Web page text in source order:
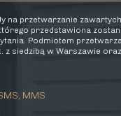
na przetwarzanie
przedstawiona
Podmiotem
z siedzibą w Warszawie
MMS